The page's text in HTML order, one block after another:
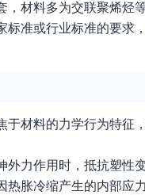
材料多为交联聚烯
准或行业标准的要
材料的力学行为特
力作用时，抵抗塑
胀冷缩产生的内部